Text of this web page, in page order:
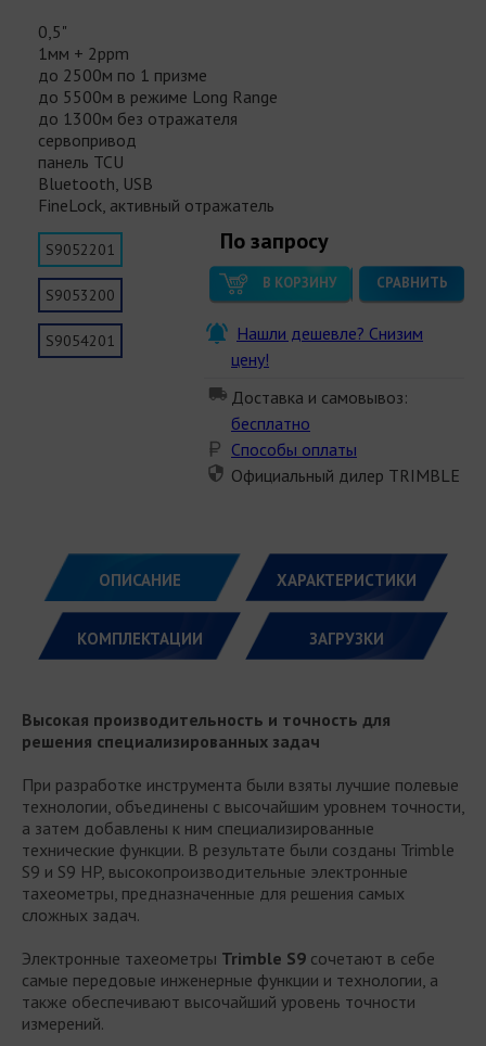
0,5"
1мм + 2ppm
до 2500м по 1 призме
до 5500м в режиме Long Range
до 1300м без отражателя
сервопривод
панель TCU
Bluetooth, USB
FineLock, активный отражатель
По запросу
В КОРЗИНУ СРАВНИТЬ
Нашли дешевле? Снизим
цену!
Доставка и самовывоз:
бесплатно
Способы оплаты
Официальный дилер TRIMBLE
S9052201
S9053200
S9054201
ОПИСАНИЕ ХАРАКТЕРИСТИКИ
КОМПЛЕКТАЦИИ ЗАГРУЗКИ
Высокая производительность и точность для
решения специализированных задач
При разработке инструмента были взяты лучшие полевые
технологии, объединены с высочайшим уровнем точности,
а затем добавлены к ним специализированные
технические функции. В результате были созданы Trimble
S9 и S9 HP, высокопроизводительные электронные
тахеометры, предназначенные для решения самых
сложных задач.
Электронные тахеометры Trimble S9 сочетают в себе
самые передовые инженерные функции и технологии, а
также обеспечивают высочайший уровень точности
измерений.